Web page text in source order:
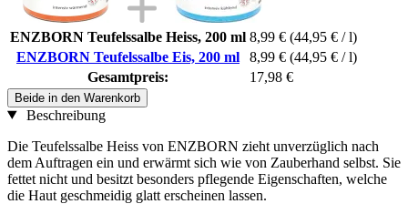
ENZBORN Teufelssalbe Heiss, 200 ml 8,99 € (44,95 € / l)
ENZBORN Teufelssalbe Eis, 200 ml
8,99 € (44,95 € / l)
Gesamtpreis:
17,98 €
Beide in den Warenkorb
Beschreibung
Die Teufelssalbe Heiss von ENZBORN zieht unverzüglich nach
dem Auftragen ein und erwärmt sich wie von Zauberhand selbst. Sie
fettet nicht und besitzt besonders pflegende Eigenschaften, welche
die Haut geschmeidig glatt erscheinen lassen.